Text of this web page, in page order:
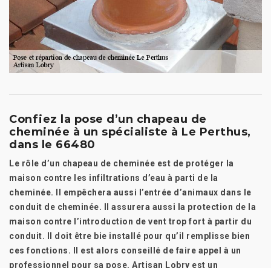
Confiez la pose d’un chapeau de
cheminée à un spécialiste à Le Perthus,
dans le 66480
Le rôle d’un chapeau de cheminée est de protéger la
maison contre les infiltrations d’eau à parti de la
cheminée. Il empêchera aussi l’entrée d’animaux dans le
conduit de cheminée. Il assurera aussi la protection de la
maison contre l’introduction de vent trop fort à partir du
conduit. Il doit être bie installé pour qu’il remplisse bien
ces fonctions. Il est alors conseillé de faire appel à un
professionnel pour sa pose. Artisan Lobry est un